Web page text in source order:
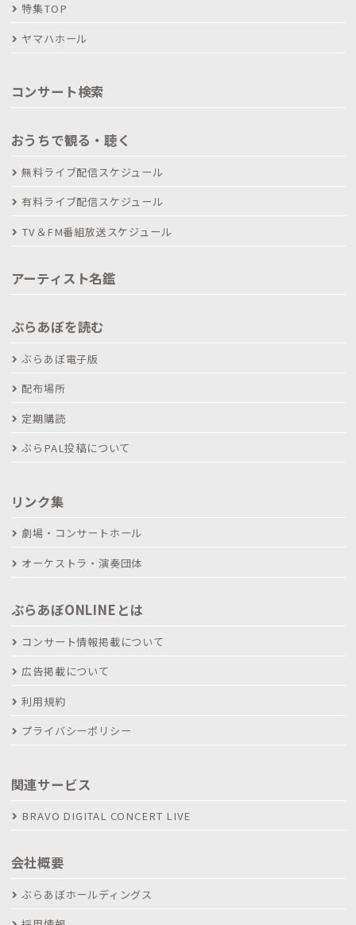
特集TOP
ヤマハホール
コンサート検索
おうちで観る・聴く
無料ライブ配信スケジュール
有料ライブ配信スケジュール
TV＆FM番組放送スケジュール
アーティスト名鑑
ぶらあぼを読む
ぶらあぼ電子版
配布場所
定期購読
ぶらPAL投稿について
リンク集
劇場・コンサートホール
オーケストラ・演奏団体
ぶらあぼONLINEとは
コンサート情報掲載について
広告掲載について
利用規約
プライバシーポリシー
関連サービス
BRAVO DIGITAL CONCERT LIVE
会社概要
ぶらあぼホールディングス